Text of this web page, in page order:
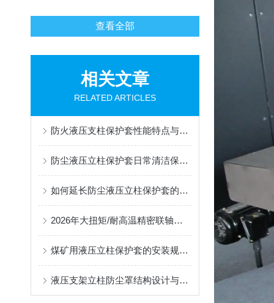
查看全部
相关文章
RELATED ARTICLES
防火液压支柱保护套性能特点与阻燃防护应用
防尘液压立柱保护套日常清洁保养与更换规范
如何延长防尘液压立柱保护套的使用寿命？
2026年大扭矩/耐高温精密联轴器定制找哪家？能实现精准定制的优质厂家盘点
煤矿用液压立柱保护套的安装规范与使用寿命提升方案
液压支架立柱防尘罩结构设计与密封防护原理